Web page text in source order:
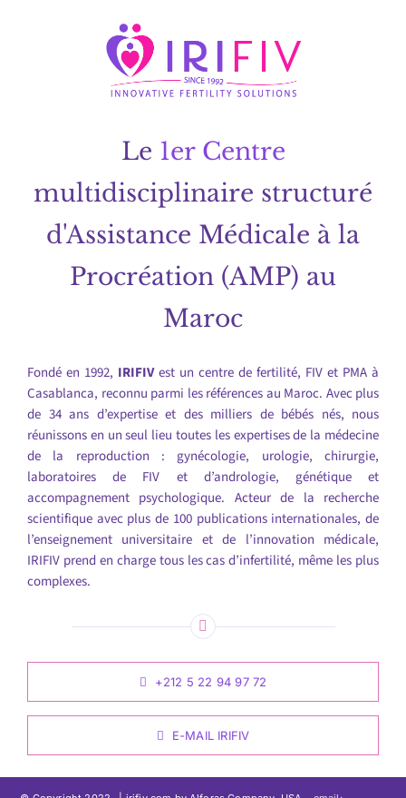
Le 1er Centre
multidisciplinaire structuré
d'Assistance Médicale à la
Procréation (AMP) au
Maroc
Fondé en 1992, IRIFIVest un centre de fertilité, FIV et PMA à
Casablanca, reconnu parmi les références au Maroc. Avec plus
de 34 ans d’expertise et des milliers de bébés nés, nous
réunissons en un seul lieu toutes les expertises de la médecine
de la reproduction : gynécologie, urologie, chirurgie,
laboratoires de FIV et d’andrologie, génétique et
accompagnement psychologique. Acteur de la recherche
scientifique avec plus de 100 publications internationales, de
l’enseignement universitaire et de l’innovation médicale,
IRIFIV prend en charge tous les cas d’infertilité, même les plus
complexes.
+212 5 22 94 97 72
E-MAIL IRIFIV